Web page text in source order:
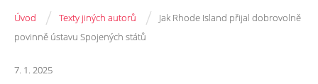
Úvod / Texty jiných autorů /
Jak Rhode Island přijal dobrovolně
povinně ústavu Spojených států
7. 1. 2025